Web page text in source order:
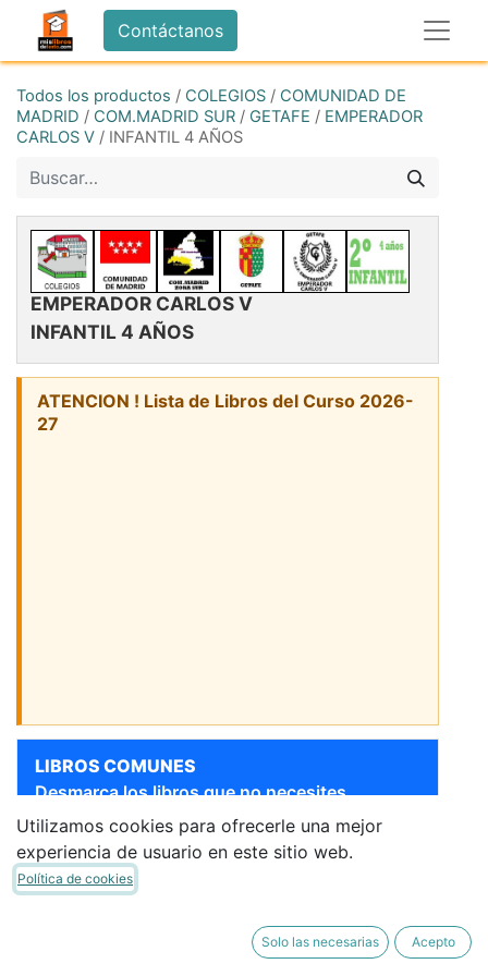
Contáctanos
Todos los productos / COLEGIOS / COMUNIDAD DE
MADRID / COM.MADRID SUR / GETAFE / EMPERADOR
CARLOS V / INFANTIL 4 AÑOS
EMPERADOR CARLOS V
INFANTIL 4 AÑOS
ATENCION ! Lista de Libros del Curso 2026-
27
LIBROS COMUNES
Desmarca los libros que no necesites.
[9788414055656] 4 AÑOS
EDELVIVES ·Cuaderno de
Sigue bajando para ver más libros
Utilizamos cookies para ofrecerle una mejor
experiencia de usuario en este sitio web.
Política de cookies
Solo las necesarias Acepto